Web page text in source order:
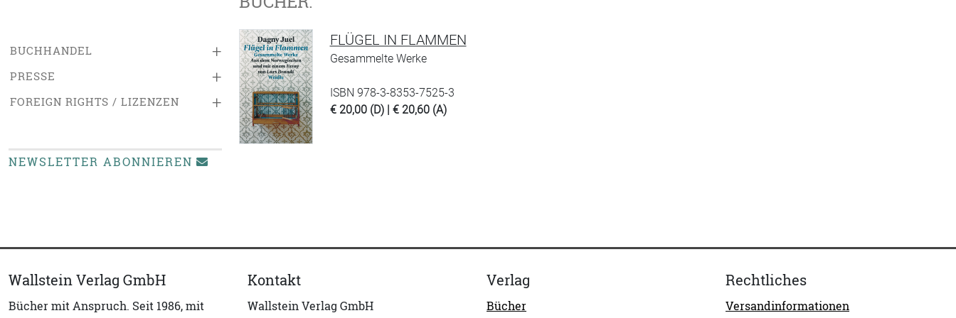
+
BUCHHANDEL
+
PRESSE
+
FOREIGN RIGHTS / LIZENZEN
NEWSLETTER ABONNIEREN
FLÜGEL IN FLAMMEN
Gesammelte Werke
ISBN 978-3-8353-7525-3
€ 20,00 (D) | € 20,60 (A)
Wallstein Verlag GmbH
Bücher mit Anspruch. Seit 1986, mit
Kontakt
Wallstein Verlag GmbH
Verlag
Bücher
Rechtliches
Versandinformationen